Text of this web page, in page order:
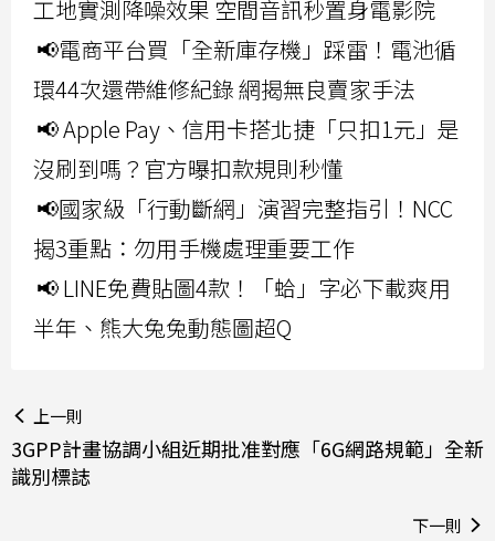
工地實測降噪效果 空間音訊秒置身電影院
📢電商平台買「全新庫存機」踩雷！電池循
環44次還帶維修紀錄 網揭無良賣家手法
📢 Apple Pay、信用卡搭北捷「只扣1元」是
沒刷到嗎？官方曝扣款規則秒懂
📢國家級「行動斷網」演習完整指引！NCC
揭3重點：勿用手機處理重要工作
📢 LINE免費貼圖4款！「蛤」字必下載爽用
半年、熊大兔兔動態圖超Q
上一則
3GPP計畫協調小組近期批准對應「6G網路規範」全新
識別標誌
下一則